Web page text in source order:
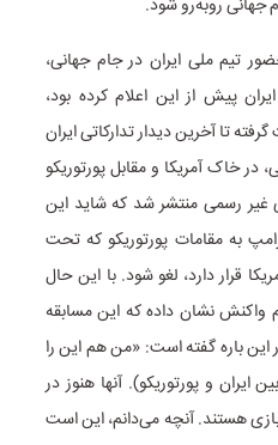
جهانی روبه‌رو شود.
تیم ملی ایران در جام جهانی،
پیش از این اعلام کرده بود،
تا آخرین دیدار تدارکاتی ایران
خاک آمریکا و مقابل پورتوریکو
غیر رسمی منتشر شد که شاید این
به مقامات پورتوریکو که تحت
قرار دارد، لغو شود. با این حال
نشان داده که این مسابقه
این باره گفته است: «من هم این را
ایران و پورتوریکو). آنها هنوز در
هستند. آنچه می‌دانم، این است